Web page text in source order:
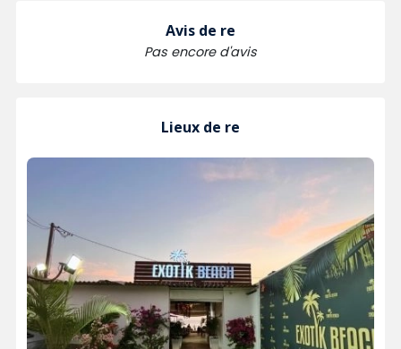
Avis de re
Pas encore d'avis
Lieux de re